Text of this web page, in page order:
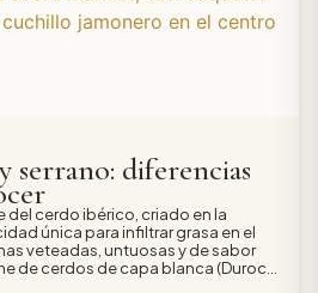
serrano: diferencias
del cerdo ibérico, criado en la
única para infiltrar grasa en el
veteadas, untuosas y de sabor
de cerdos de capa blanca (Duroc,